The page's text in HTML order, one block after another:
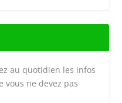
au quotidien les infos
vous ne devez pas